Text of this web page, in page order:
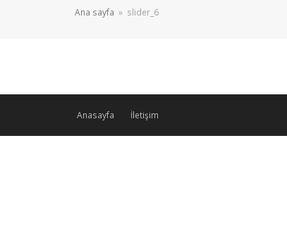
Ana sayfa » slider_6
Anasayfa İletişim